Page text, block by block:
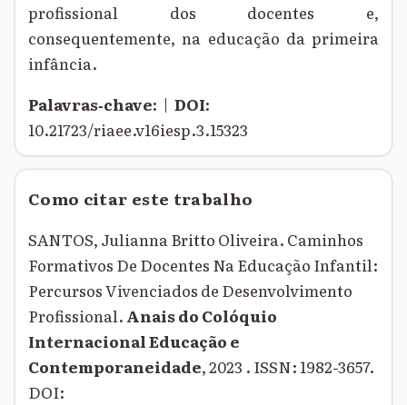
profissional dos docentes e,
consequentemente, na educação da primeira
infância.
Palavras‑chave: | DOI:
10.21723/riaee.v16iesp.3.15323
Como citar este trabalho
SANTOS, Julianna Britto Oliveira. Caminhos
Formativos De Docentes Na Educação Infantil:
Percursos Vivenciados de Desenvolvimento
Profissional. Anais do Colóquio
Internacional Educação e
Contemporaneidade, 2023 . ISSN: 1982-3657.
DOI: